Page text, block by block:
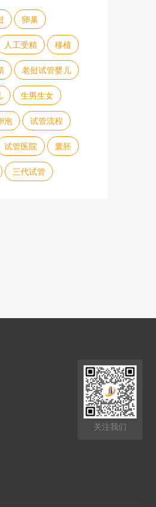
卵巢
人工受精 移植
老挝试管婴儿
生男生女
泡 试管流程
试管医院 囊胚
三代试管
关注我们